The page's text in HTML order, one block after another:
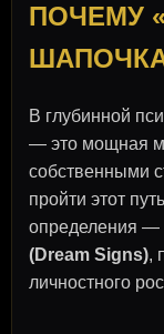
ПОЧЕМУ
В глубинной
— это мощная
собственными
пройти этот
определения
(Dream Signs),
личностного